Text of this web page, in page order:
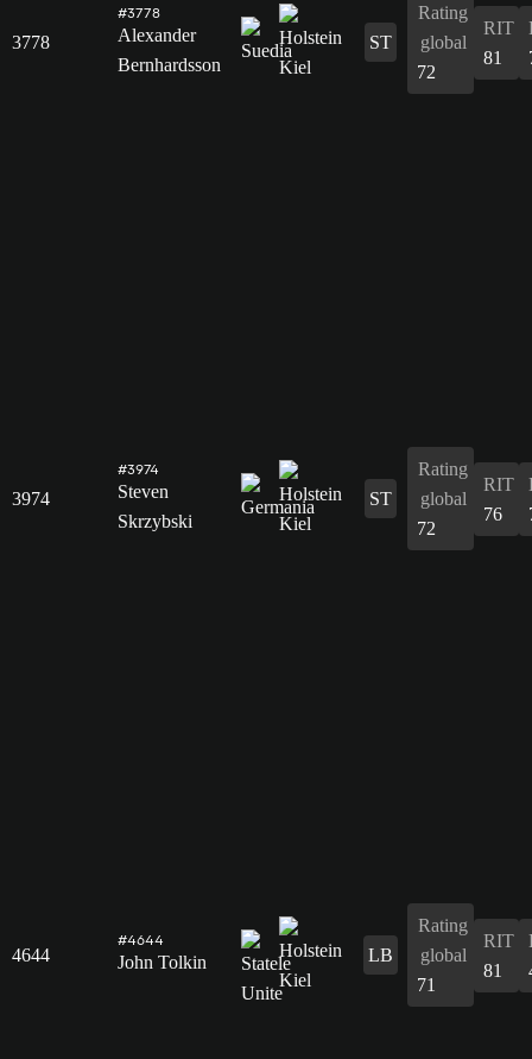
3778
#3778
Alexander
Bernhardsson
ST
Rating
global
72
RIT
81
3974
#3974
Steven
Skrzybski
ST
Rating
global
72
RIT
76
4644
#4644
John Tolkin LB
Rating
global
71
RIT
81